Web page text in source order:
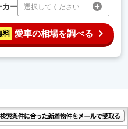
カー 選択してください
料 愛車の相場を調べる